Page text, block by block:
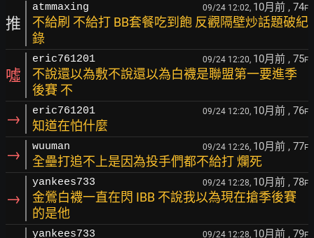
推
atmmaxing 09/24 12:02, 10月前 , 74F
不給刷 不給打 BB套餐吃到飽 反觀隔壁炒話題破紀
錄
噓
eric761201 09/24 12:20, 10月前 , 75F
不說還以為敷不說還以為白襪是聯盟第一要進季
後賽 不
→ eric761201 09/24 12:20, 10月前 , 76F
知道在怕什麼
→ wuuman 09/24 12:26, 10月前 , 77F
全壘打追不上是因為投手們都不給打 爛死
→
yankees733 09/24 12:28, 10月前 , 78F
金鶯白襪一直在閃 IBB 不說我以為現在搶季後賽
的是他
yankees733 09/24 12:28, 10月前 , 79F